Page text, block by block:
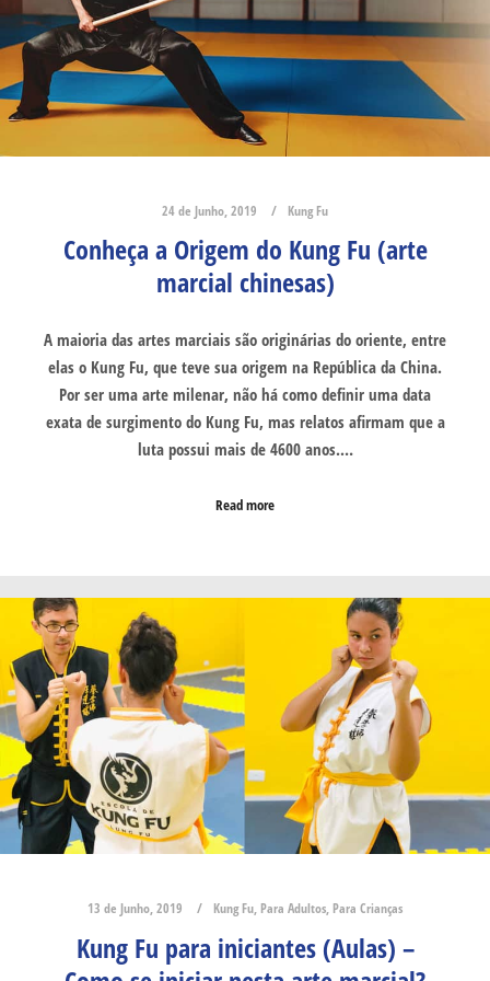
24 de Junho, 2019 Kung Fu
Conheça a Origem do Kung Fu (arte
marcial chinesas)
A maioria das artes marciais são originárias do oriente, entre
elas o Kung Fu, que teve sua origem na República da China.
Por ser uma arte milenar, não há como definir uma data
exata de surgimento do Kung Fu, mas relatos afirmam que a
luta possui mais de 4600 anos.…
Read more
13 de Junho, 2019 Kung Fu, Para Adultos, Para Crianças
Kung Fu para iniciantes (Aulas) –